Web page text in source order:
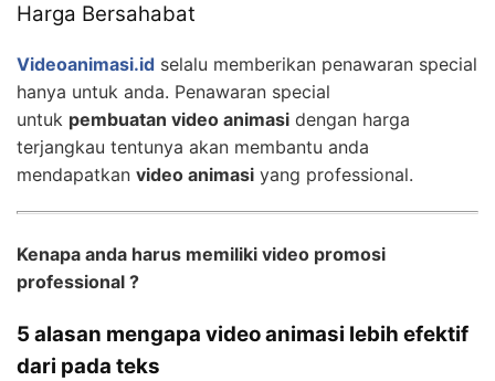
Harga Bersahabat
Videoanimasi.id selalu memberikan penawaran special
hanya untuk anda. Penawaran special
untuk pembuatan video animasi dengan harga
terjangkau tentunya akan membantu anda
mendapatkan video animasi yang professional.
Kenapa anda harus memiliki video promosi
professional ?
5 alasan mengapa video animasi lebih efektif
dari pada teks